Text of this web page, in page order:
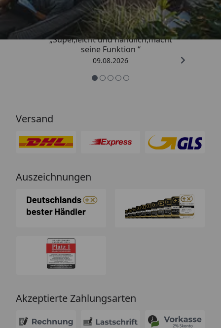
4,81/ 5
„Super,leicht und handlich,macht
seine Funktion “
09.08.2026
Versand
Auszeichnungen
Akzeptierte Zahlungsarten